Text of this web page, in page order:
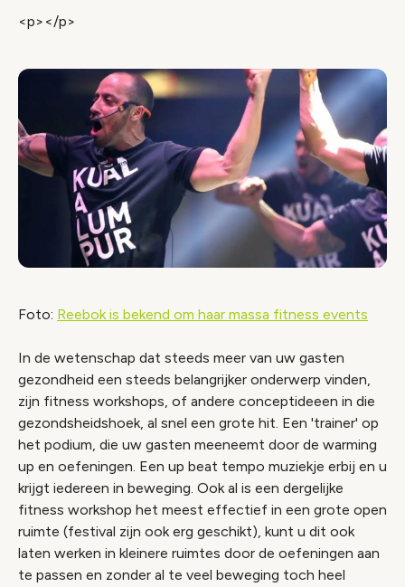
<p></p>
Foto: Reebok is bekend om haar massa fitness events
In de wetenschap dat steeds meer van uw gasten
gezondheid een steeds belangrijker onderwerp vinden,
zijn fitness workshops, of andere conceptideeen in die
gezondsheidshoek, al snel een grote hit. Een 'trainer' op
het podium, die uw gasten meeneemt door de warming
up en oefeningen. Een up beat tempo muziekje erbij en u
krijgt iedereen in beweging. Ook al is een dergelijke
fitness workshop het meest effectief in een grote open
ruimte (festival zijn ook erg geschikt), kunt u dit ook
laten werken in kleinere ruimtes door de oefeningen aan
te passen en zonder al te veel beweging toch heel